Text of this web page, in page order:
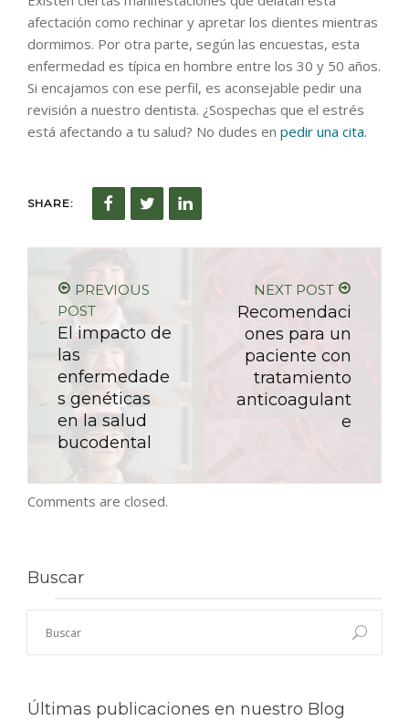
afectación como rechinar y apretar los dientes mientras
dormimos. Por otra parte, según las encuestas, esta
enfermedad es típica en hombre entre los 30 y 50 años.
Si encajamos con ese perfil, es aconsejable pedir una
revisión a nuestro dentista. ¿Sospechas que el estrés
está afectando a tu salud? No dudes en pedir una cita.
SHARE:
PREVIOUS
POST
El impacto de
las
enfermedade
s genéticas
en la salud
bucodental
NEXT POST
Recomendaci
ones para un
paciente con
tratamiento
anticoagulant
e
Comments are closed.
Buscar
Últimas publicaciones en nuestro Blog